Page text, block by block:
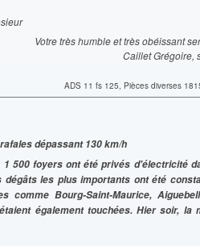
Votre très humble et très obéissant
Caillet Grégoire,
ADS 11 fs 125, Pièces diverses
dépassant 130 km/h
500 foyers ont été privés d'électricité
les plus importants ont été
comme Bourg-Saint-Maurice,
également touchées. Hier soir, la